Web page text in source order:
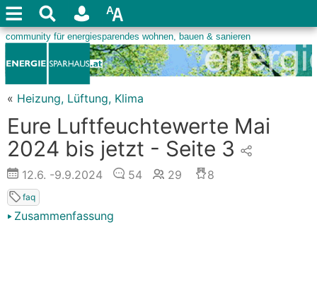
« Heizung, Lüftung, Klima
Eure Luftfeuchtewerte Mai
2024 bis jetzt - Seite 3
12.6. -9.9.2024 54 29 8
faq
Zusammenfassung